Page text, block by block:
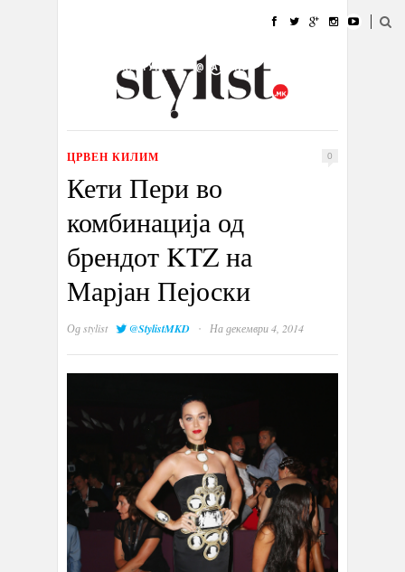
УБАВИНА
КУЛТУРА @РАБОТА
ИЗЛОГ
ЦРВЕН КИЛИМ 0
Кети Пери во
комбинација од
брендот KTZ на
Марјан Пејоски
Одstylist @StylistMKD · На декември 4, 2014